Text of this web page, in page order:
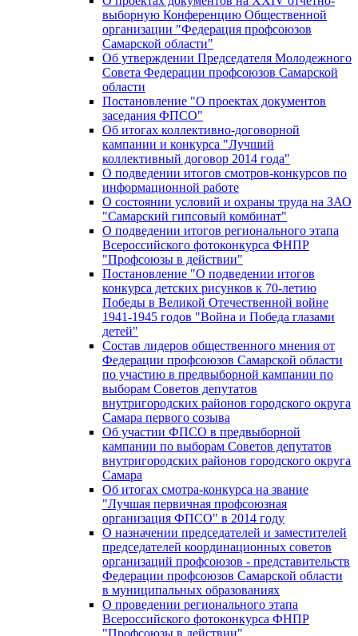
выборную Конференцию Общественной
организации "Федерация профсоюзов
Самарской области"
Об утверждении Председателя Молодежного
Совета Федерации профсоюзов Самарской
области
Постановление "О проектах документов
заседания ФПСО"
Об итогах коллективно-договорной
кампании и конкурса "Лучший
коллективный договор 2014 года"
О подведении итогов смотров-конкурсов по
информационной работе
О состоянии условий и охраны труда на ЗАО
"Самарский гипсовый комбинат"
О подведении итогов регионального этапа
Всероссийского фотоконкурса ФНПР
"Профсоюзы в действии"
Постановление "О подведении итогов
конкурса детских рисунков к 70-летию
Победы в Великой Отечественной войне
1941-1945 годов "Война и Победа глазами
детей"
Состав лидеров общественного мнения от
Федерации профсоюзов Самарской области
по участию в предвыборной кампании по
выборам Советов депутатов
внутригородских районов городского округа
Самара первого созыва
Об участии ФПСО в предвыборной
кампании по выборам Советов депутатов
внутригородских районов городского округа
Самара
Об итогах смотра-конкурса на звание
"Лучшая первичная профсоюзная
организация ФПСО" в 2014 году
О назначении председателей и заместителей
председателей координационных советов
организаций профсоюзов - представительств
Федерации профсоюзов Самарской области
в муниципальных образованиях
О проведении регионального этапа
Всероссийского фотоконкурса ФНПР
"Профсоюзы в действии"